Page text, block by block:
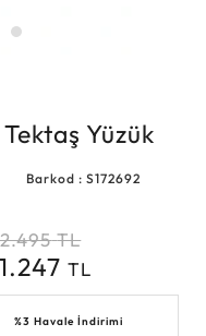
Yüzük
Barkod : S172692
TL
TL
%3 Havale İndirimi